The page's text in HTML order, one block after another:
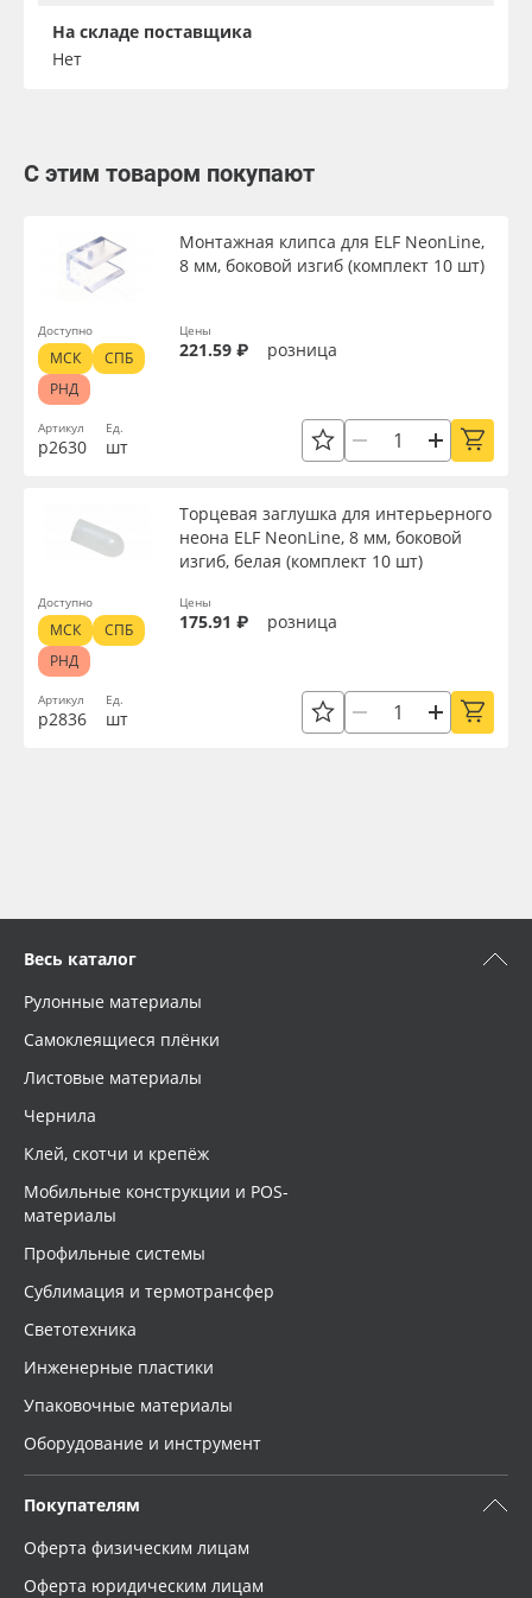
На складе поставщика
Нет
С этим товаром покупают
Артикул
р2630
Монтажная клипса для ELF NeonLine,
8 мм, боковой изгиб (комплект 10 шт)
Ед.
шт
Цены
221.59 ₽ розница
Доступно
МСК
СПБ
РНД
Артикул
р2836
Торцевая заглушка для интерьерного
неона ELF NeonLine, 8 мм, боковой
изгиб, белая (комплект 10 шт)
Ед.
шт
Цены
175.91 ₽ розница
Доступно
МСК
СПБ
РНД
Весь каталог
Рулонные материалы
Самоклеящиеся плёнки
Листовые материалы
Чернила
Клей, скотчи и крепёж
Мобильные конструкции и POS-
материалы
Профильные системы
Сублимация и термотрансфер
Светотехника
Инженерные пластики
Упаковочные материалы
Оборудование и инструмент
Покупателям
Оферта физическим лицам
Оферта юридическим лицам